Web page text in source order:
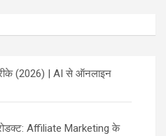
(2026) | AI से ऑनलाइन
Affiliate Marketing के